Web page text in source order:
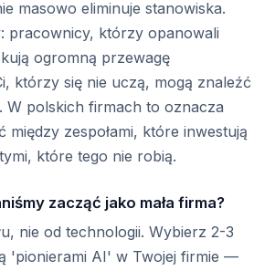
masowo eliminuje stanowiska.
pracownicy, którzy opanowali
ogromną przewagę
którzy się nie uczą, mogą znaleźć
W polskich firmach to oznacza
między zespołami, które inwestują
które tego nie robią.
zacząć jako mała firma?
nie od technologii. Wybierz 2-3
'pionierami AI' w Twojej firmie —